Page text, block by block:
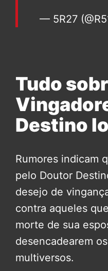
— 5R27
Tudo
Destino
Rumores indicam
pelo Doutor
desejo de
contra aqueles
morte de sua
desencadearem
multiversos.